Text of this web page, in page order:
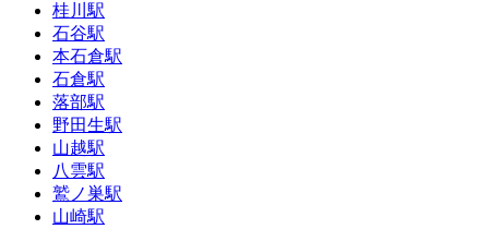
桂川駅
石谷駅
本石倉駅
石倉駅
落部駅
野田生駅
山越駅
八雲駅
鷲ノ巣駅
山崎駅